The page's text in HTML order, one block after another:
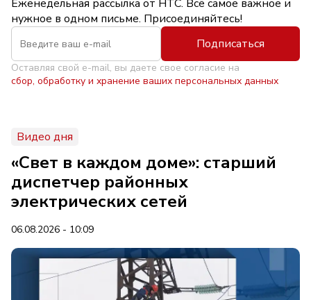
Еженедельная рассылка от НТС. Всё самое важное и
нужное в одном письме. Присоединяйтесь!
Подписаться
Оставляя свой e-mail, вы даете свое согласие на
сбор, обработку и хранение ваших персональных данных
Видео дня
«Свет в каждом доме»: старший
диспетчер районных
электрических сетей
06.08.2026 - 10:09